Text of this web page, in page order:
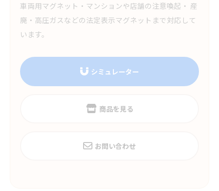
車両用マグネット・マンションや店舗の注意喚起・ 産
廃・高圧ガスなどの法定表示マグネットまで対応して
います。
シミュレーター
商品を見る
お問い合わせ